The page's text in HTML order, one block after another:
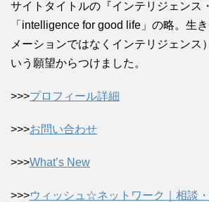
サイトタイトルの『インテリジェンス
「intelligence for good life」の略。生
メーションではなくインテリジェンス
いう願望からつけました。
>>>プロフィール詳細
>>>お問い合わせ
>>>What’s New
>>>ウィッシュ☆ネットワーク｜相談